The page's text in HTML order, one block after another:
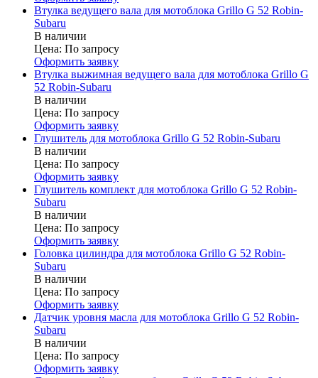
Втулка ведущего вала для мотоблока Grillo G 52 Robin-
Subaru
В наличии
Цена: По запросу
Оформить заявку
Втулка выжимная ведущего вала для мотоблока Grillo G
52 Robin-Subaru
В наличии
Цена: По запросу
Оформить заявку
Глушитель для мотоблока Grillo G 52 Robin-Subaru
В наличии
Цена: По запросу
Оформить заявку
Глушитель комплект для мотоблока Grillo G 52 Robin-
Subaru
В наличии
Цена: По запросу
Оформить заявку
Головка цилиндра для мотоблока Grillo G 52 Robin-
Subaru
В наличии
Цена: По запросу
Оформить заявку
Датчик уровня масла для мотоблока Grillo G 52 Robin-
Subaru
В наличии
Цена: По запросу
Оформить заявку